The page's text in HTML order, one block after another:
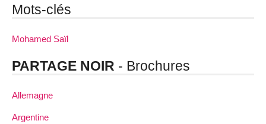
Mots-clés
Mohamed Saïl
PARTAGE NOIR - Brochures
Allemagne
Argentine